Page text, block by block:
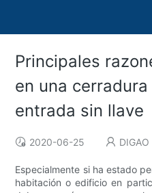
Principales
en una
entrada sin llave
2020-06-25 DIGAO
Especialmente si ha estado
habitación o edificio en